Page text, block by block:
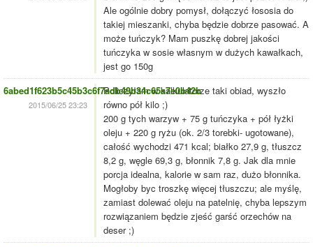
Ale ogólnie dobry pomysł, dołączyć łososia do
takiej mieszanki, chyba będzie dobrze pasować. A
może tuńczyk? Mam puszkę dobrej jakości
tuńczyka w sosie własnym w dużych kawałkach,
jest go 150g
6abed1f623b5c45b3c6f7adb49b34c65a7e0b42b
2015/06/25 23:23
Policzyłam w kalkulatorze taki obiad, wyszło
równo pół kilo ;)
200 g tych warzyw + 75 g tuńczyka + pół łyżki
oleju + 220 g ryżu (ok. 2/3 torebki- ugotowane),
całość wychodzi 471 kcal; białko 27,9 g, tłuszcz
8,2 g, węgle 69,3 g, błonnik 7,8 g. Jak dla mnie
porcja idealna, kalorie w sam raz, dużo błonnika.
Mogłoby byc troszkę więcej tłuszczu; ale myślę,
zamiast dolewać oleju na patelnię, chyba lepszym
rozwiązaniem będzie zjeść garść orzechów na
deser ;)